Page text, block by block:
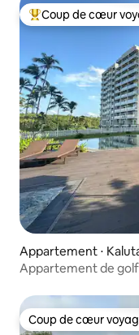
Coups de cœur
Coup de cœur
Appartement ⋅
Appartement de
Coup de cœur
Coup de cœur